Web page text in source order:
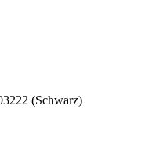
(Schwarz)